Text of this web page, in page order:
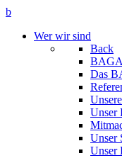
b
Wer wir sind
Back
Das
Unser
Unser
Unser